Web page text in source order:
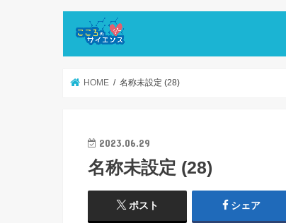
HOME 名称未設定 (28)
2023.06.29
名称未設定 (28)
ポスト シェア